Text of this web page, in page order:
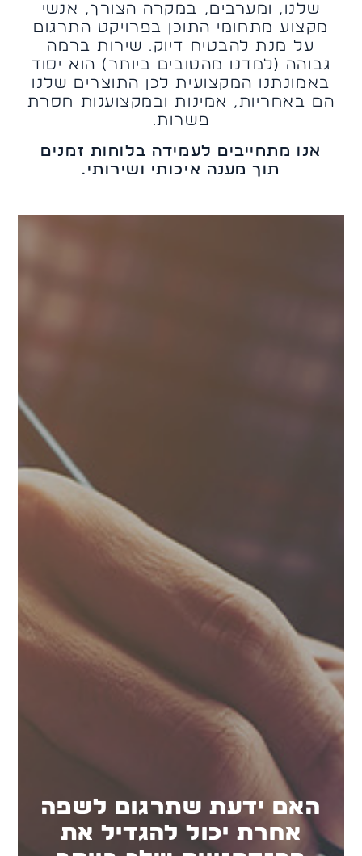
שלנו, ומערבים, במקרה הצורך, אנשי
מקצוע מתחומי התוכן בפרויקט התרגום
על מנת להבטיח דיוק. שירות ברמה
גבוהה (למדנו מהטובים ביותר) הוא יסוד
באמונתנו המקצועית לכן התוצרים שלנו
הם באחריות, אמינות ובמקצוענות חסרת
פשרות.
אנו מתחייבים לעמידה בלוחות זמנים
תוך מענה איכותי ושירותי.
האם ידעת שתרגום לשפה
אחרת יכול להגדיל את